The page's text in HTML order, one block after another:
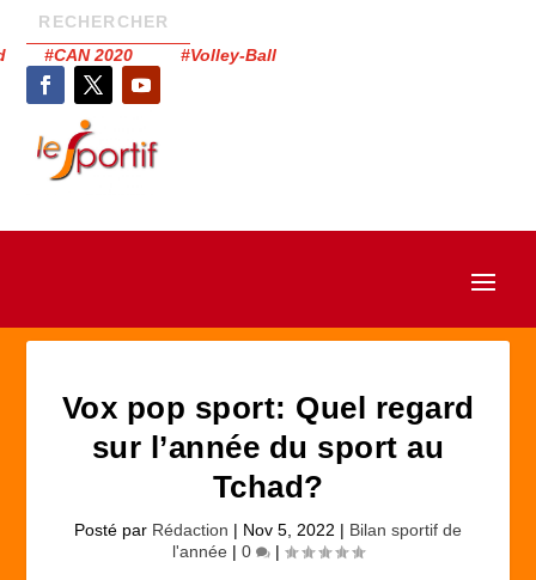
#CAN 2020 #Volley-Ball
Vox pop sport: Quel regard
sur l’année du sport au
Tchad?
Posté par Rédaction | Nov 5, 2022 | Bilan sportif de
l'année | 0 |